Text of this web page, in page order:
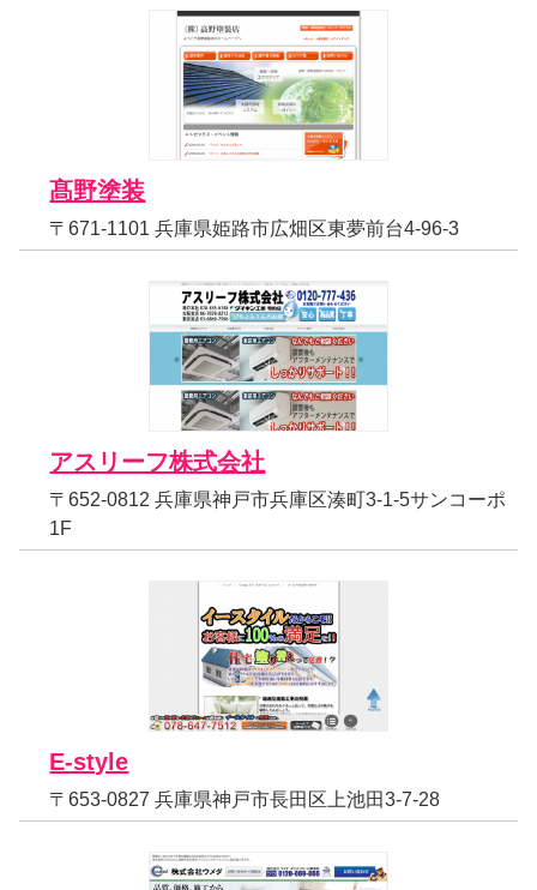
髙野塗装
〒671-1101 兵庫県姫路市広畑区東夢前台4-96-3
アスリーフ株式会社
〒652-0812 兵庫県神戸市兵庫区湊町3-1-5サンコーポ
1F
E-style
〒653-0827 兵庫県神戸市長田区上池田3-7-28